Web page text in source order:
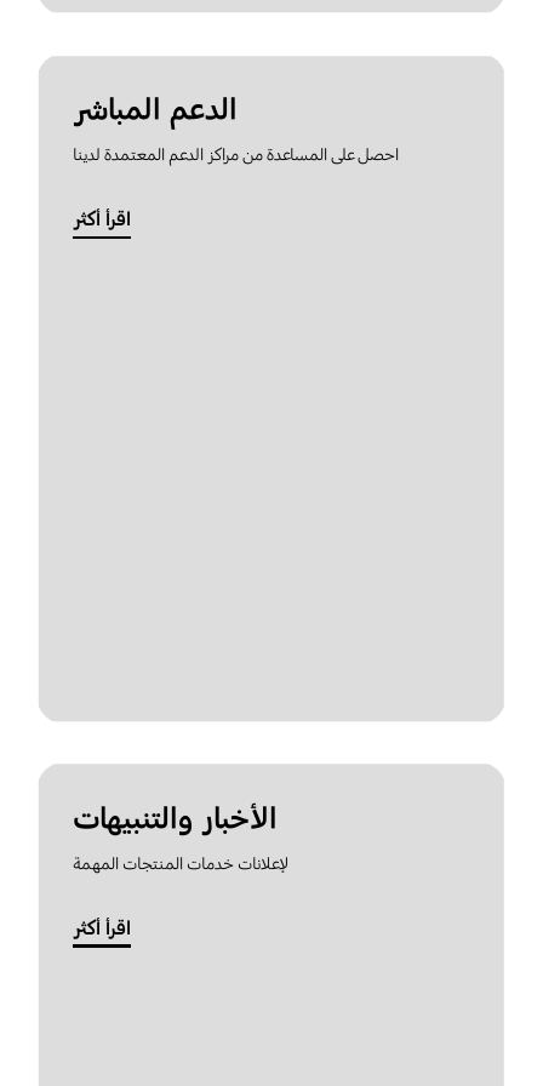
الدعم المباشر
احصل على المساعدة من مراكز الدعم المعتمدة لدينا
اقرأ أكثر
الأخبار والتنبيهات
لإعلانات خدمات المنتجات المهمة
اقرأ أكثر